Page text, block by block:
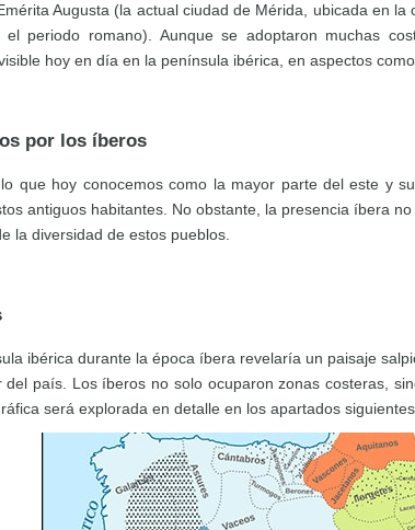
Augusta (la actual ciudad de Mérida, ubicada en
el periodo romano). Aunque se adoptaron muchas
hoy en día en la península ibérica, en aspectos
por los íberos
que hoy conocemos como la mayor parte del este y
antiguos habitantes. No obstante, la presencia íbera
la diversidad de estos pueblos.
ibérica durante la época íbera revelaría un paisaje
país. Los íberos no solo ocuparon zonas costeras,
será explorada en detalle en los apartados